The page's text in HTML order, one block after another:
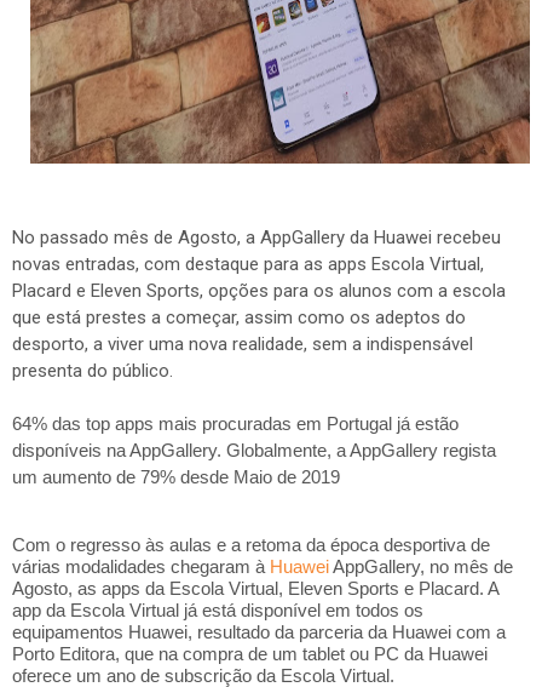
No passado mês de Agosto, a AppGallery da Huawei recebeu
novas entradas, com destaque para as apps Escola Virtual,
Placard e Eleven Sports, opções para os alunos com a escola
que está prestes a começar, assim como os adeptos do
desporto, a viver uma nova realidade, sem a indispensável
presenta do público.
64% das top apps mais procuradas em Portugal já estão
disponíveis na AppGallery. Globalmente, a AppGallery regista
um aumento de 79% desde Maio de 2019
Com o regresso às aulas e a retoma da época desportiva de
várias modalidades chegaram à HuaweiAppGallery, no mês de
Agosto, as apps da Escola Virtual, Eleven Sports e Placard. A
app da Escola Virtual já está disponível em todos os
equipamentos Huawei, resultado da parceria da Huawei com a
Porto Editora, que na compra de um tablet ou PC da Huawei
oferece um ano de subscrição da Escola Virtual.